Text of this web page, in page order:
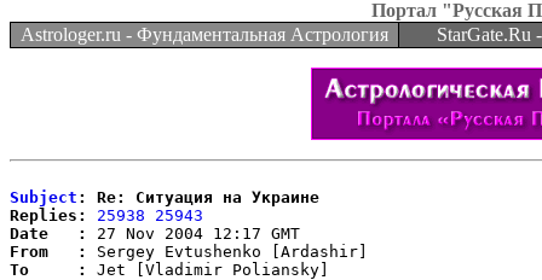
Портал "Русская
Astrologer.ru - Фундаментальная Астрология
StarGate.Ru
Subject : Re: Ситуация на Украине
Replies:
25938
25943
Date   :
From   :
To     :